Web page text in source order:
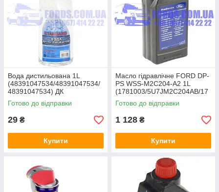
Вода дистильована 1L
(48391047534/48391047534/
48391047534) ДК
Готово до відправки
29 ₴
Купити
Масло гідравлічне FORD DP-
PS WSS-M2C204-A2 1L
(1781003/5U7JM2C204AB/17
81003) ORIGINAL
Готово до відправки
1 128 ₴
Купити